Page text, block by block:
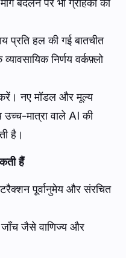
बदलने पर भी ग्राहकों को
प्रति हल की गई बातचीत
निर्णय वर्कफ़्लो
करें। नए मॉडल और मूल्य
मात्रा वाले AI की
है।
हैं
पूर्वानुमेय और संरचित
जाँच जैसे वाणिज्य और